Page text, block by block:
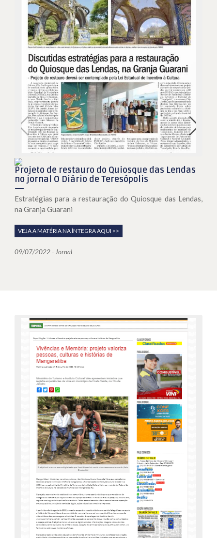
Projeto de restauro do Quiosque das Lendas
no jornal O Diário de Teresópolis
Estratégias para a restauração do Quiosque das Lendas,
na Granja Guarani
VEJA A MATÉRIA NA ÍNTEGRA AQUI >>
09/07/2022 - Jornal